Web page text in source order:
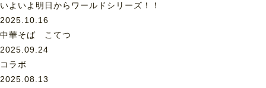
いよいよ明日からワールドシリーズ！！
2025.10.16
中華そば こてつ
2025.09.24
コラボ
2025.08.13